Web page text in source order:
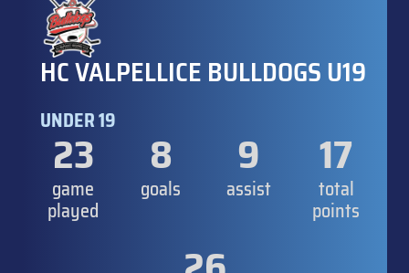
HC VALPELLICE BULLDOGS U19
UNDER 19
23
game
played
8
goals
9
assist
17
total
points